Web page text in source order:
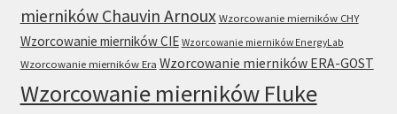
mierników Chauvin Arnoux Wzorcowanie mierników CHY
Wzorcowanie mierników CIE Wzorcowanie mierników EnergyLab
Wzorcowanie mierników Era Wzorcowanie mierników ERA-GOST
Wzorcowanie mierników Fluke